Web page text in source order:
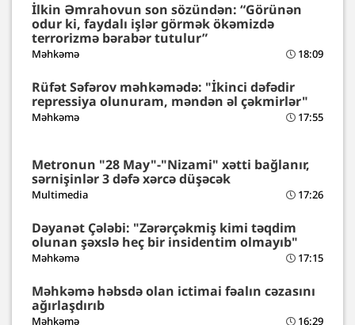
İlkin Əmrahovun son sözündən: “Görünən
odur ki, faydalı işlər görmək ökəmizdə
terrorizmə bərabər tutulur”
Məhkəmə 18:09
Rüfət Səfərov məhkəmədə: "İkinci dəfədir
repressiya olunuram, məndən əl çəkmirlər"
Məhkəmə 17:55
Metronun "28 May"-"Nizami" xətti bağlanır,
sərnişinlər 3 dəfə xərcə düşəcək
Multimedia 17:26
Dəyanət Çələbi: "Zərərçəkmiş kimi təqdim
olunan şəxslə heç bir insidentim olmayıb"
Məhkəmə 17:15
Məhkəmə həbsdə olan ictimai fəalın cəzasını
ağırlaşdırıb
Məhkəmə 16:29